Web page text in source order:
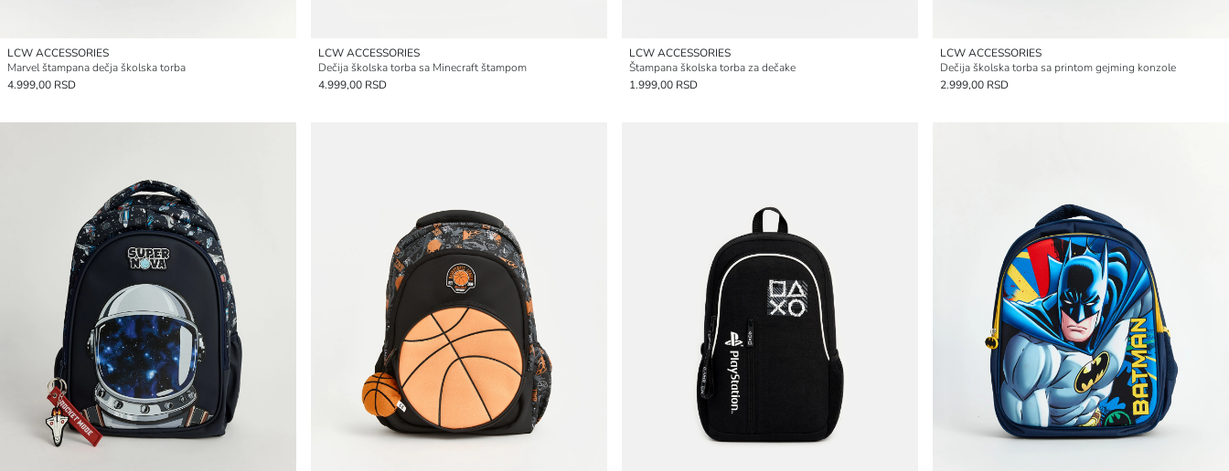
LCW ACCESSORIES
Marvel štampana dečja školska torba
4.999,00 RSD
LCW ACCESSORIES
Dečija školska torba sa Minecraft štampom
4.999,00 RSD
LCW ACCESSORIES
Štampana školska torba za dečake
1.999,00 RSD
LCW ACCESSORIES
Dečija školska torba sa printom gejming konzole
2.999,00 RSD